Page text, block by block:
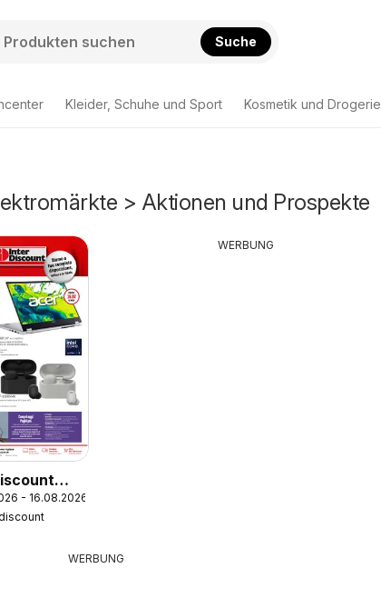
Suche
Kleider, Schuhe und Sport Kosmetik und Drogerie
> Aktionen und Prospekte
IT
- 16.08.2026
WERBUNG
WERBUNG